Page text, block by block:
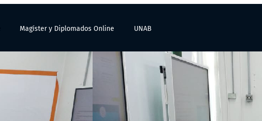
Magíster y Diplomados Online UNAB